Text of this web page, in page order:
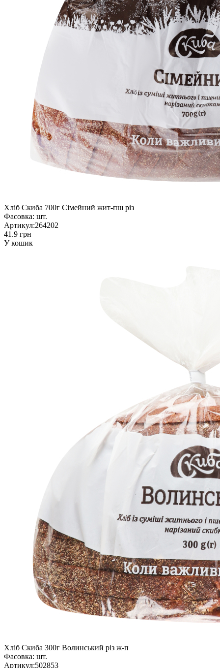
Хліб Скиба 700г Сімейний жит-пш різ
Фасовка: шт.
Артикул:264202
41.9 грн
У кошик
Хліб Скиба 300г Волинський різ ж-п
Фасовка: шт.
Артикул:502853